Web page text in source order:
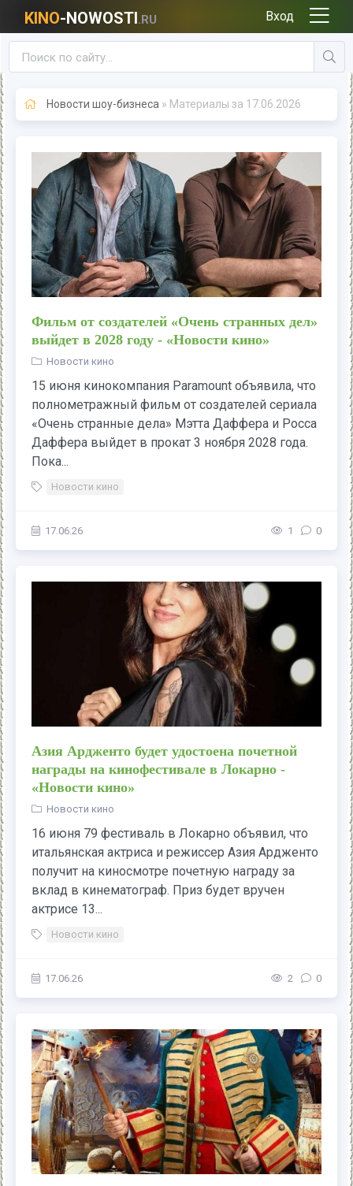
KINO-NOWOSTI.RU Вход
Новости шоу-бизнеса » Материалы за 17.06.2026
Фильм от создателей «Очень странных дел»
выйдет в 2028 году - «Новости кино»
Новости кино
15 июня кинокомпания Paramount объявила, что
полнометражный фильм от создателей сериала
«Очень странные дела» Мэтта Даффера и Росса
Даффера выйдет в прокат 3 ноября 2028 года.
Пока...
Новости кино
17.06.26 1 0
Азия Ардженто будет удостоена почетной
награды на кинофестивале в Локарно -
«Новости кино»
Новости кино
16 июня 79 фестиваль в Локарно объявил, что
итальянская актриса и режиссер Азия Ардженто
получит на киносмотре почетную награду за
вклад в кинематограф. Приз будет вручен
актрисе 13...
Новости кино
17.06.26 2 0